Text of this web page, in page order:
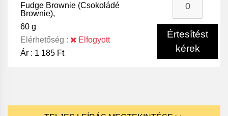
Fudge Brownie (Csokoládé
Brownie),
60 g
Elérhetőség :
Elfogyott
Ár : 1 185 Ft
Értesítést
kérek